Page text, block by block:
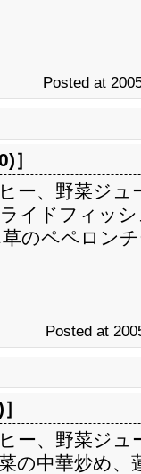
Posted at
］
ー、野菜ジュ
イドフィッ
のペペロン
Posted at
］
ー、野菜ジュ
の中華炒め